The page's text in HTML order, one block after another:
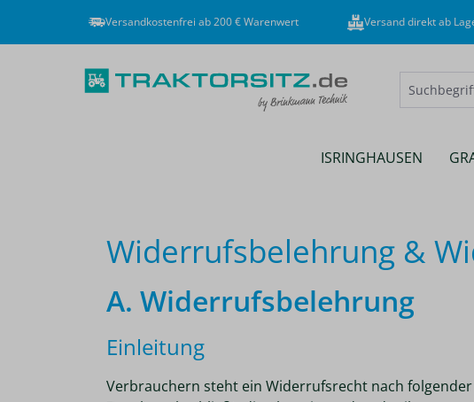
Versandkostenfrei ab 200 € Warenwert Versand direkt ab
ISRINGHAUSEN
Widerrufsbelehrung &
A. Widerrufsbelehrung
Einleitung
Verbrauchern steht ein Widerrufsrecht nach